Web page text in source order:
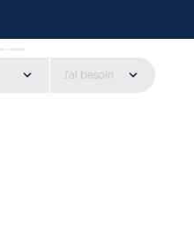
J'ai besoin